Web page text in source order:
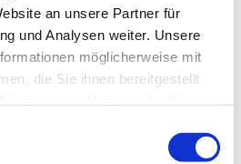
an unsere Partner für
und Analysen weiter. Unsere
möglicherweise mit
die Sie ihnen bereitgestellt